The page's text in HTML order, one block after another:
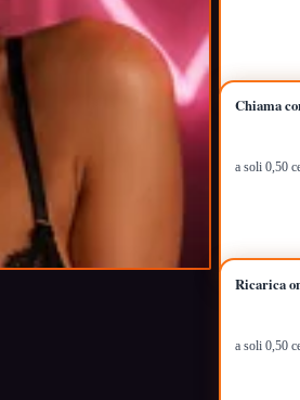
Chiama
a soli 0,50
Ricarica
a soli 0,50